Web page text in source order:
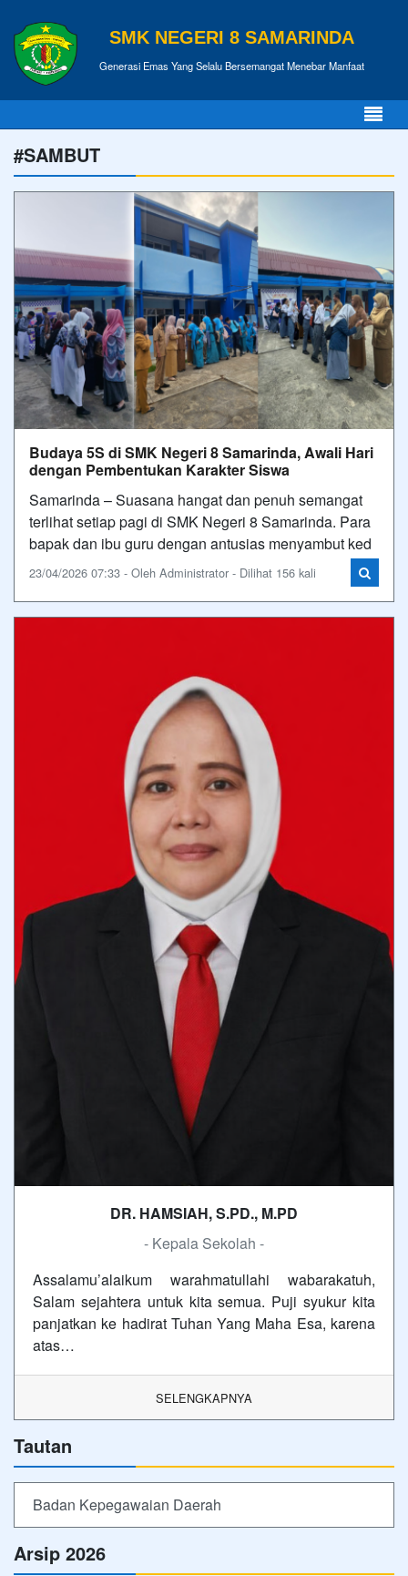
SMK NEGERI 8 SAMARINDA
Generasi Emas Yang Selalu Bersemangat Menebar Manfaat
#SAMBUT
Budaya 5S di SMK Negeri 8 Samarinda, Awali Hari
dengan Pembentukan Karakter Siswa
Samarinda – Suasana hangat dan penuh semangat
terlihat setiap pagi di SMK Negeri 8 Samarinda. Para
bapak dan ibu guru dengan antusias menyambut ked
23/04/2026 07:33 - Oleh Administrator - Dilihat 156 kali
DR. HAMSIAH, S.PD., M.PD
- Kepala Sekolah -
Assalamu’alaikum warahmatullahi wabarakatuh,
Salam sejahtera untuk kita semua. Puji syukur kita
panjatkan ke hadirat Tuhan Yang Maha Esa, karena
atas…
SELENGKAPNYA
Tautan
Badan Kepegawaian Daerah
Arsip 2026